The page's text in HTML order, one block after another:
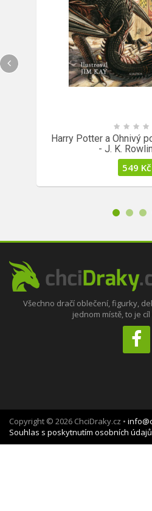
Harry Potter a Ohnivý
- J. K.
549 Kč
Všechno dračí oblečení, figurky,
jednom místě, to je cíl
Copyright © 2026 ChciDraky.cz •
Souhlas s poskytnutím osobních údajů